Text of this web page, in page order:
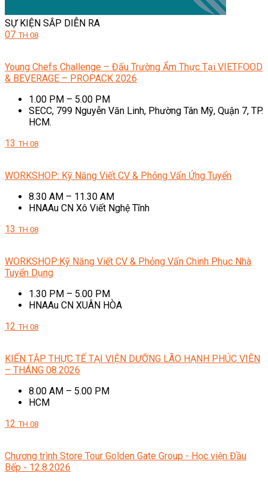
SỰ KIỆN SẮP DIỄN RA
07 TH.08
Young Chefs Challenge – Đấu Trường Ẩm Thực Tại VIETFOOD
& BEVERAGE – PROPACK 2026
1.00 PM – 5.00 PM
SECC, 799 Nguyễn Văn Linh, Phường Tân Mỹ, Quận 7, TP.
HCM.
13 TH.08
WORKSHOP: Kỹ Năng Viết CV & Phỏng Vấn Ứng Tuyển
8.30 AM – 11.30 AM
HNAAu CN Xô Viết Nghệ Tĩnh
13 TH.08
WORKSHOP:Kỹ Năng Viết CV & Phỏng Vấn Chinh Phục Nhà
Tuyển Dụng
1.30 PM – 5.00 PM
HNAAu CN XUÂN HÒA
12 TH.08
KIẾN TẬP THỰC TẾ TẠI VIỆN DƯỠNG LÃO HẠNH PHÚC VIÊN
– THÁNG 08.2026
8.00 AM – 5.00 PM
HCM
12 TH.08
Chương trình Store Tour Golden Gate Group - Học viện Đầu
Bếp - 12.8.2026